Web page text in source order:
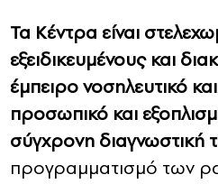
Τα Κέντρα είναι
εξειδικευμένους και
έμπειρο νοσηλευτικό
προσωπικό και
σύγχρονη διαγνωστική
προγραμματισμό των